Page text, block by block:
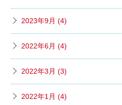
2023年9月 (4)
2022年6月 (4)
2022年3月 (3)
2022年1月 (4)